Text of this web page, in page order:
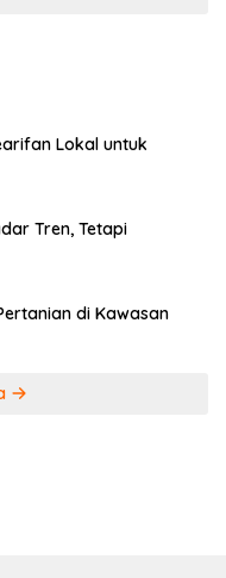
Lokal untuk
Tren, Tetapi
di Kawasan